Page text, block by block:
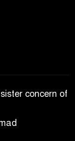
concern of